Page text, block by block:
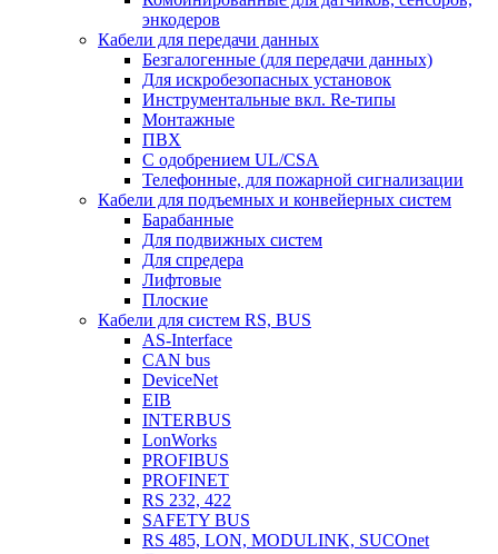
энкодеров
Кабели для передачи данных
Безгалогенные (для передачи данных)
Для искробезопасных установок
Инструментальные вкл. Re-типы
Монтажные
ПВХ
С одобрением UL/CSA
Телефонные, для пожарной сигнализации
Кабели для подъемных и конвейерных систем
Барабанные
Для подвижных систем
Для спредера
Лифтовые
Плоские
Кабели для систем RS, BUS
AS-Interface
CAN bus
DeviceNet
EIB
INTERBUS
LonWorks
PROFIBUS
PROFINET
RS 232, 422
SAFETY BUS
RS 485, LON, MODULINK, SUCOnet